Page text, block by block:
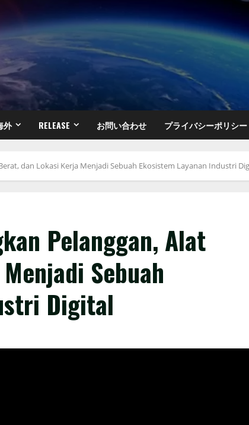
外 RELEASE お問い合わせ プライバシーポリシー
dan Lokasi Kerja Menjadi Sebuah Ekosistem Layanan Industri
Pelanggan, Alat
Sebuah
Digital